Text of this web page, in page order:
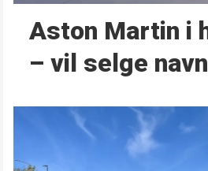
Aston Martin i
– vil selge